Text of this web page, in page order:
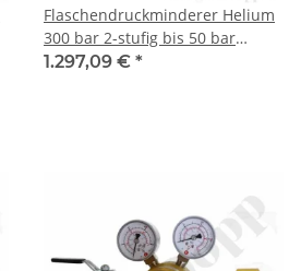
Flaschendruckminderer Helium
300 bar 2-stufig bis 50 bar
regelbar - Anschluss W30x2"
1.297,09 € *